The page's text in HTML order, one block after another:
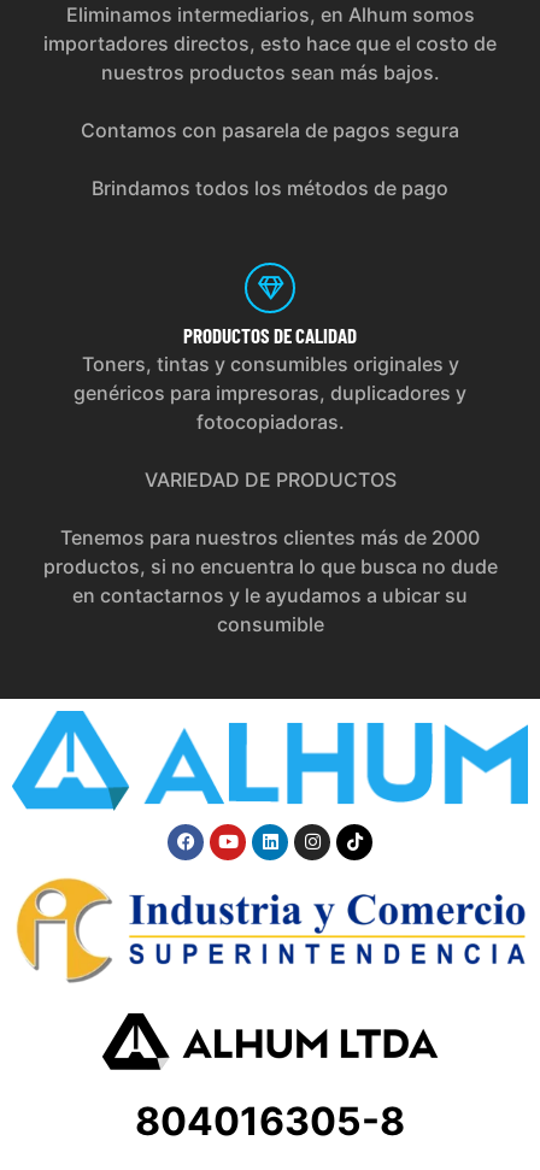
Eliminamos intermediarios, en Alhum somos
importadores directos, esto hace que el costo de
nuestros productos sean más bajos.
Contamos con pasarela de pagos segura
Brindamos todos los métodos de pago
PRODUCTOS DE CALIDAD
Toners, tintas y consumibles originales y
genéricos para impresoras, duplicadores y
fotocopiadoras.
VARIEDAD DE PRODUCTOS
Tenemos para nuestros clientes más de 2000
productos, si no encuentra lo que busca no dude
en contactarnos y le ayudamos a ubicar su
consumible
804016305-8